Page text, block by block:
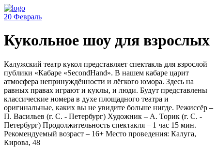
20 Февраль
Кукольное шоу для взрослых
Калужский театр кукол представляет спектакль для взрослой
публики «Кабаре «SecondHand». В нашем кабаре царит
атмосфера непринуждённости и лёгкого юмора. Здесь на
равных правах играют и куклы, и люди. Будут представлены
классические номера в духе площадного театра и
оригинальные, каких вы не увидите больше нигде. Режиссёр –
П. Васильев (г. С. - Петербург) Художник – А. Торик (г. С. -
Петербург) Продолжительность спектакля – 1 час 15 мин.
Рекомендуемый возраст – 16+ Место проведения: Калуга,
Кирова, 48